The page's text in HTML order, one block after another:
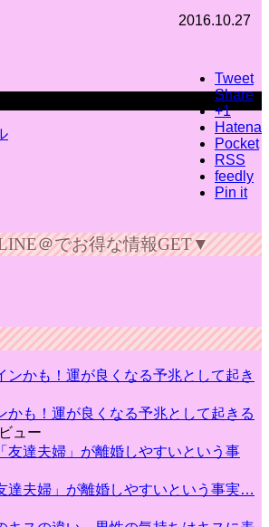
2016.10.27
Tweet
Share
+1
Hatena
Pocket
RSS
feedly
Pin it
＠でお得な情報GET▼
かも！運が良くなる予兆として起きる
ュー
達夫婦」が離婚しやすいという事実…